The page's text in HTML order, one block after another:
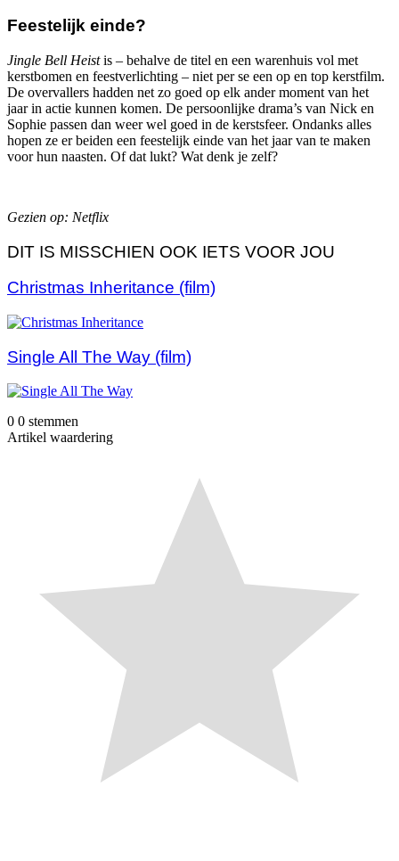
Feestelijk einde?
Jingle Bell Heistis – behalve de titel en een warenhuis vol met
kerstbomen en feestverlichting – niet per se een op en top kerstfilm.
De overvallers hadden net zo goed op elk ander moment van het
jaar in actie kunnen komen. De persoonlijke drama’s van Nick en
Sophie passen dan weer wel goed in de kerstsfeer. Ondanks alles
hopen ze er beiden een feestelijk einde van het jaar van te maken
voor hun naasten. Of dat lukt? Wat denk je zelf?
Gezien op: Netflix
DIT IS MISSCHIEN OOK IETS VOOR JOU
Christmas Inheritance (film)
Single All The Way (film)
0 0 stemmen
Artikel waardering